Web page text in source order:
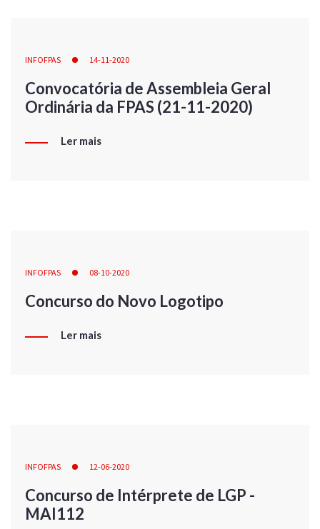
INFOFPAS 14-11-2020
Convocatória de Assembleia Geral
Ordinária da FPAS (21-11-2020)
Ler mais
INFOFPAS 08-10-2020
Concurso do Novo Logotipo
Ler mais
INFOFPAS 12-06-2020
Concurso de Intérprete de LGP -
MAI112